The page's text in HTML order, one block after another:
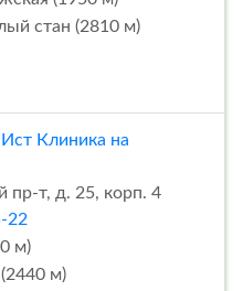
стан (2810 м)
Ист Клиника на
пр-т, д. 25, корп. 4
22
м)
м)